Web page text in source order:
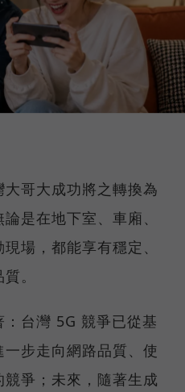
哥大成功將之轉換為
是在地下室、車廂、
場，都能享有穩定、
。
台灣 5G 競爭已從基
步走向網路品質、使
爭；未來，隨著生成